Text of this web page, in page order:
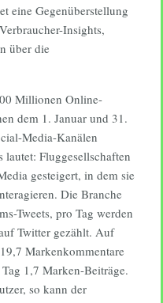
eine Gegenüberstellung
Insights,
über die
Millionen Online-
dem 1. Januar und 31.
Media-Kanälen
Fluggesellschaften
gesteigert, in dem sie
Die Branche
Tweets, pro Tag werden
Twitter gezählt. Auf
Markenkommentare
1,7 Marken-Beiträge.
so kann der